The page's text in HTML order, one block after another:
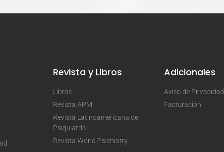
Revista y Libros
Libros
Revista APM
Revista Latinoamericana de
Psiquiatría
Revista World Psichiatry
Adicionales
Aviso de Privacidad
Facturación